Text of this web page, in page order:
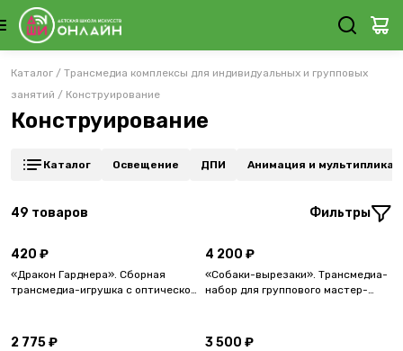
Каталог / Трансмедиа комплексы для индивидуальных и групповых
занятий / Конструирование
Конструирование
Каталог Освещение ДПИ Анимация и
49 товаров Фильтры
420 ₽
«Дракон Гарднера». Сборная
трансмедиа-игрушка с оптической
4 200 ₽
«Собаки-вырезаки». Трансмедиа-
набор для группового мастер-
2 775 ₽ 3 500 ₽